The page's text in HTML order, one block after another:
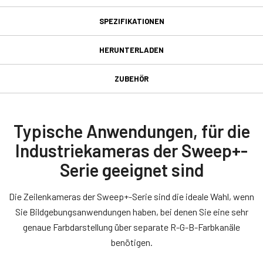
SPEZIFIKATIONEN
Spezifikationen
Line Scan
Lichtspektrum
4-Bands R-G-B + NIR
HERUNTERLADEN
Datasheet - SW-8000Q-10GE
Manual - SW-4000Q_SW-8000Q-10GE-SFP
eBUS SDK for JAI (32 bit)
eBUS SDK for JAI (64 bit)
ZUBEHÖR
poliger weiblicher
Eingangs-/Ausgangsstecker
GPIO & Stromversorgung 12-poliger weiblicher
Eingangs-/Ausgangsstecker und Kabel mit fliegenden Anschlüssen.
(LKK-IO-12PF-DM)
Hirose-kompatibler Stecker
Typische Anwendungen, für die
Industriekameras der Sweep+-
Serie geeignet sind
Die Zeilenkameras der Sweep+-Serie sind die ideale Wahl, wenn
Sie Bildgebungsanwendungen haben, bei denen Sie eine sehr
genaue Farbdarstellung über separate R-G-B-Farbkanäle
benötigen.